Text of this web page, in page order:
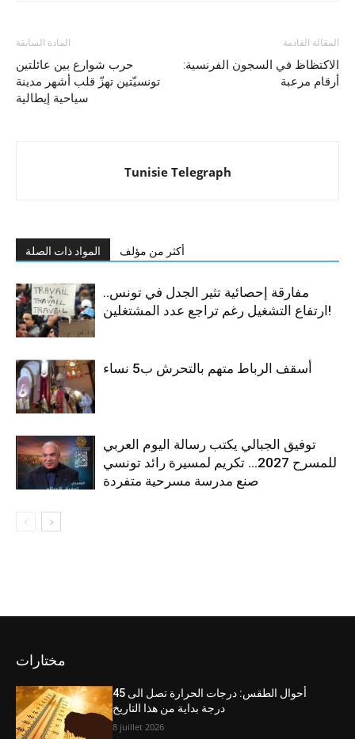
المادة السابقة
حرب شوارع بين عائلتين
تونسيّتين تهزّ قلب أشهر مدينة
سياحية إيطالية
المقالة القادمة
الاكتظاظ في السجون الفرنسية:
أرقام مرعبة
Tunisie Telegraph
المواد ذات الصلة أكثر من مؤلف
مفارقة إحصائية تثير الجدل في تونس..
ارتفاع التشغيل رغم تراجع عدد المشتغلين!
أسقف الرباط متهم بالتحرش ب5 نساء
توفيق الجبالي يكتب رسالة اليوم العربي
للمسرح 2027… تكريم لمسيرة رائد تونسي
صنع مدرسة مسرحية متفردة
مختارات
أحوال الطقس: درجات الحرارة تصل الى 45
درجة بداية من هذا التاريخ
8 juillet 2026